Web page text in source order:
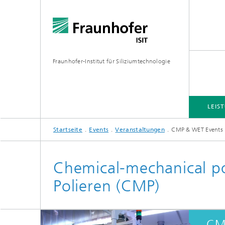
Fraunhofer-Institut für Siliziumtechnologie
LEISTUNGSELEKTRONIK
MIKRO-FERTIGUNGSVERFAHREN
Wafer-Level Packaging
3D-Glasfließ-Technologie
MEMS-ANWENDUNGEN
FAB-SH
Startseite Events Veranstaltungen CMP & WET Events
Chemical-mechanical
Polieren (CMP)